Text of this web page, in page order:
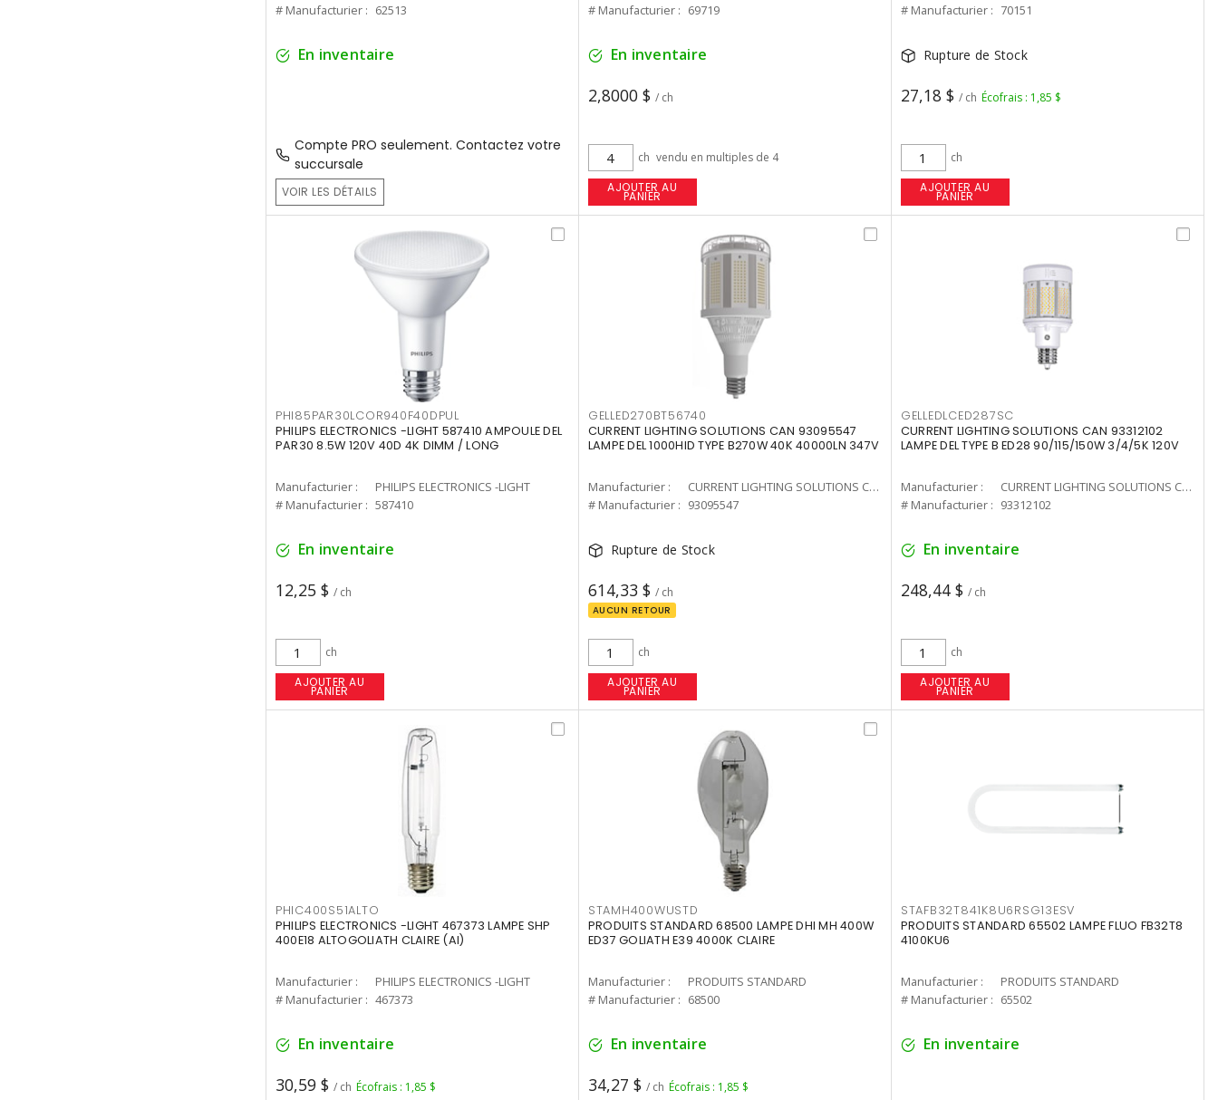
# Manufacturier : 62513
En inventaire
Compte PRO seulement. Contactez votre
succursale
VOIR LES DÉTAILS
# Manufacturier : 69719
En inventaire
2,8000 $ / ch
ch vendu en multiples de 4
AJOUTER AU
PANIER
# Manufacturier : 70151
Rupture de Stock
27,18 $ / ch Écofrais : 1,85 $
ch
AJOUTER AU
PANIER
PHI85PAR30LCOR940F40DPUL
PHILIPS ELECTRONICS -LIGHT 587410 AMPOULE DEL
PAR30 8.5W 120V 40D 4K DIMM / LONG
Manufacturier :
PHILIPS ELECTRONICS -LIGHT
# Manufacturier : 587410
En inventaire
12,25 $ / ch
ch
AJOUTER AU
PANIER
GELLED270BT56740
CURRENT LIGHTING SOLUTIONS CAN 93095547
LAMPE DEL 1000HID TYPE B270W 40K 40000LN 347V
Manufacturier :
CURRENT LIGHTING SOLUTIONS CAN
# Manufacturier : 93095547
Rupture de Stock
614,33 $ / ch
AUCUN RETOUR
ch
AJOUTER AU
PANIER
GELLEDLCED287SC
CURRENT LIGHTING SOLUTIONS CAN 93312102
LAMPE DEL TYPE B ED28 90/115/150W 3/4/5K 120V
Manufacturier :
CURRENT LIGHTING SOLUTIONS CAN
# Manufacturier : 93312102
En inventaire
248,44 $ / ch
ch
AJOUTER AU
PANIER
PHIC400S51ALTO
PHILIPS ELECTRONICS -LIGHT 467373 LAMPE SHP
400E18 ALTOGOLIATH CLAIRE (AI)
Manufacturier :
PHILIPS ELECTRONICS -LIGHT
# Manufacturier : 467373
En inventaire
30,59 $ / ch Écofrais : 1,85 $
STAMH400WUSTD
PRODUITS STANDARD 68500 LAMPE DHI MH 400W
ED37 GOLIATH E39 4000K CLAIRE
Manufacturier :
PRODUITS STANDARD
# Manufacturier : 68500
En inventaire
34,27 $ / ch Écofrais : 1,85 $
STAFB32T841K8U6RSG13ESV
PRODUITS STANDARD 65502 LAMPE FLUO FB32T8
4100KU6
Manufacturier :
PRODUITS STANDARD
# Manufacturier : 65502
En inventaire